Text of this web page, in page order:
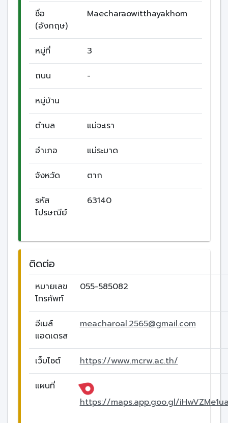
ชื่อ
(อังกฤษ)
Maecharaowitthayakhom
หมู่ที่ 3
ถนน -
หมู่บ้าน
ตำบล แม่จะเรา
อำเภอ แม่ระมาด
จังหวัด ตาก
รหัส
ไปรษณีย์
63140
ติดต่อ
หมายเลข
โทรศัพท์
055-585082
อีเมล์
แอดเดรส
meacharoal.2565@gmail.com
เว็บไซต์ https://www.mcrw.ac.th/
แผนที่
https://maps.app.goo.gl/